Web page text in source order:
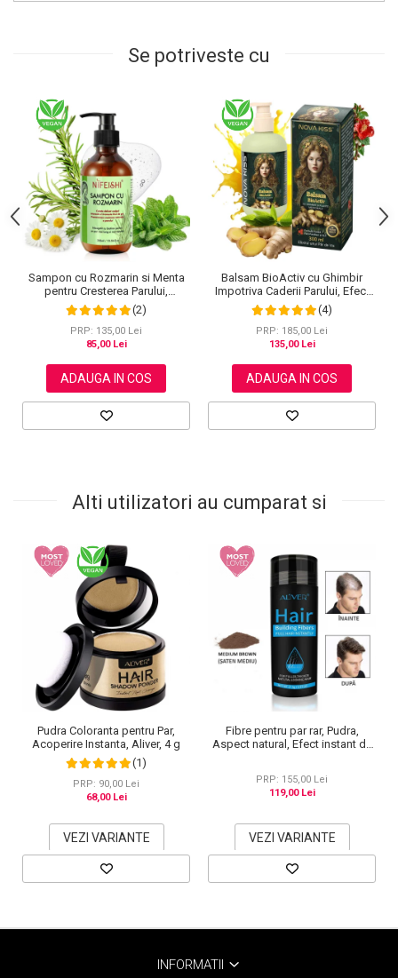
Se potriveste cu
Sampon cu Rozmarin si Menta
pentru Cresterea Parului,
NIFEISHI®, 300 ml
(2)
PRP: 135,00 Lei
85,00 Lei
ADAUGA IN COS
Balsam BioActiv cu Ghimbir
Impotriva Caderii Parului, Efect
Regenerator si Densificator,
Revitalizeaza in Profunzime,
Premium, NOVA KISS®, 300 ml
(4)
PRP: 185,00 Lei
135,00 Lei
ADAUGA IN COS
Alti utilizatori au cumparat si
Pudra Coloranta pentru Par,
Acoperire Instanta, Aliver, 4 g
(1)
PRP: 90,00 Lei
68,00 Lei
VEZI VARIANTE
Fibre pentru par rar, Pudra,
Aspect natural, Efect instant de
PRP: 155,00 Lei
119,00 Lei
VEZI VARIANTE
INFORMATII